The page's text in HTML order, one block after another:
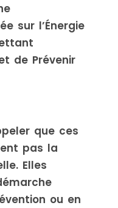
sur l’Énergie
de Prévenir
que ces
pas la
Elles
ou en